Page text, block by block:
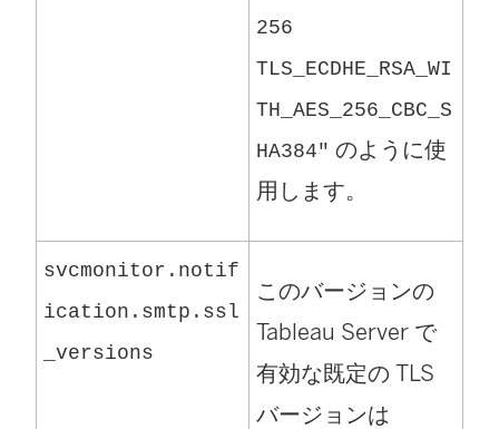
256
TLS_ECDHE_RSA_WI
TH_AES_256_CBC_S
HA384" のように使
用します。
svcmonitor.notif
ication.smtp.ssl
_versions
このバージョンの
Tableau Server で
有効な既定の TLS
バージョンは